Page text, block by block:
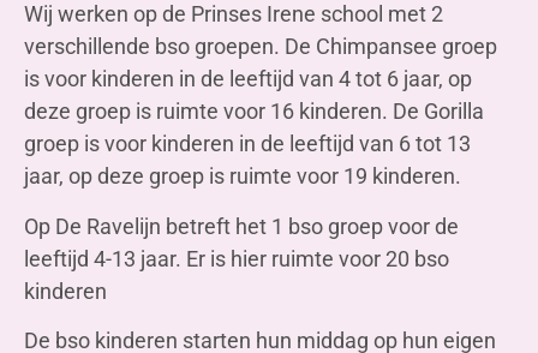
Wij werken op de Prinses Irene school met 2
verschillende bso groepen. De Chimpansee groep
is voor kinderen in de leeftijd van 4 tot 6 jaar, op
deze groep is ruimte voor 16 kinderen. De Gorilla
groep is voor kinderen in de leeftijd van 6 tot 13
jaar, op deze groep is ruimte voor 19 kinderen.
Op De Ravelijn betreft het 1 bso groep voor de
leeftijd 4-13 jaar. Er is hier ruimte voor 20 bso
kinderen
De bso kinderen starten hun middag op hun eigen